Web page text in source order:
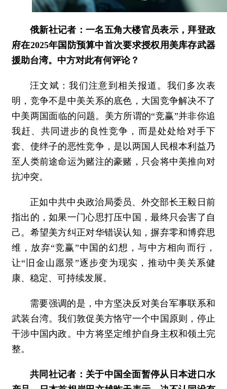
俄新社记者：一名五角大楼官员表示，拜登政
府在2025年国防预算中首次要求授权用美库存武器
援助台湾。中方对此有何评论？
汪文斌：我们注意到相关报道。我们多次表
明，竞争不是中美关系的底色，大国竞争解决不了
中美两国面临的问题。美方所谓的“竞赢”并非你追
我赶、共同进步的良性竞争，而是处处给对手下
套、使绊子的恶性竞争，是以两国人民根本利益乃
至人类前途命运为赌注的豪赌，只会将中美推向对
抗冲突。
正如中共中央政治局委员、外交部长王毅日前
指出的，如果一门心思打压中国，最终只会害了自
己。希望美方纠正对华错误认知，摒弃零和博弈思
维，放弃“竞赢”中国的幻想，与中方相向而行，
让“旧金山愿景”逐步变为现实，推动中美关系健
康、稳定、可持续发展。
需要强调的是，中方坚决反对美台军事联系和
武装台湾。我们敦促美方恪守一个中国原则，停止
干涉中国内政。中方将坚定维护自身主权和领土完
整。
共同社记者：关于中国全面暂停从日本进口水